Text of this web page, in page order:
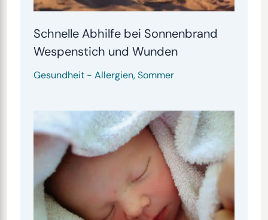
Schnelle Abhilfe bei Sonnenbrand
Wespenstich und Wunden
Gesundheit- Allergien,Sommer